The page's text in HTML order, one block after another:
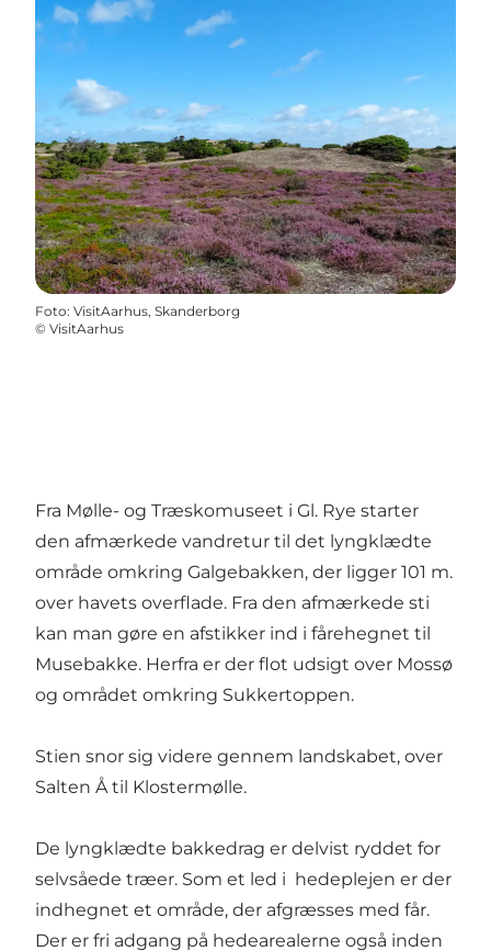
Foto: VisitAarhus, Skanderborg
© VisitAarhus
Fra Mølle- og Træskomuseet i Gl. Rye starter
den afmærkede vandretur til det lyngklædte
område omkring Galgebakken, der ligger 101 m.
over havets overflade. Fra den afmærkede sti
kan man gøre en afstikker ind i fårehegnet til
Musebakke. Herfra er der flot udsigt over Mossø
og området omkring Sukkertoppen.
Stien snor sig videre gennem landskabet, over
Salten Å til Klostermølle.
De lyngklædte bakkedrag er delvist ryddet for
selvsåede træer. Som et led i hedeplejen er der
indhegnet et område, der afgræsses med får.
Der er fri adgang på hedearealerne også inden